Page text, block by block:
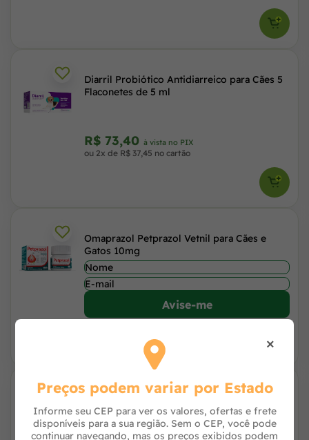
Diarril Probiótico Antidiarreico para Cães 5
Flaconetes de 5 ml
R$ 73,40 à vista no PIX
ou 2x de R$ 37,45 no cartão
Omaprazol Petprazol Vetnil para Cães e
Gatos 10mg
Avise-me
Antidiarréico Entero Bio-Pet para Cães e
Gatos 15 g
×
Preços podem variar por Estado
Informe seu CEP para ver os valores, ofertas e frete
disponíveis para a sua região. Sem o CEP, você pode
continuar navegando, mas os preços exibidos podem